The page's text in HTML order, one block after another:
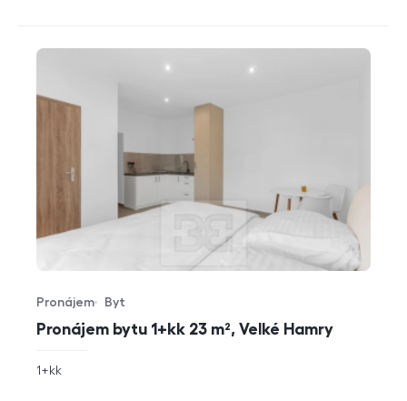
Pronájem bytu 1+kk 23 m², Velké Hamry
Typ nabídky
Pronájem
Typ nemovitosti
Byt
rozměry
1+kk